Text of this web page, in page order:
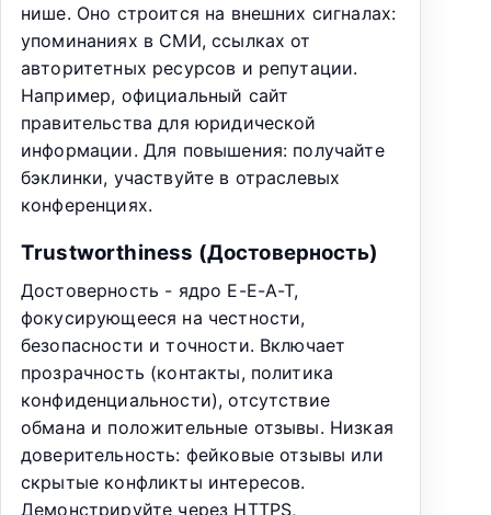
нише. Оно строится на внешних сигналах:
упоминаниях в СМИ, ссылках от
авторитетных ресурсов и репутации.
Например, официальный сайт
правительства для юридической
информации. Для повышения: получайте
бэклинки, участвуйте в отраслевых
конференциях.
Trustworthiness (Достоверность)
Достоверность - ядро E-E-A-T,
фокусирующееся на честности,
безопасности и точности. Включает
прозрачность (контакты, политика
конфиденциальности), отсутствие
обмана и положительные отзывы. Низкая
доверительность: фейковые отзывы или
скрытые конфликты интересов.
Демонстрируйте через HTTPS,